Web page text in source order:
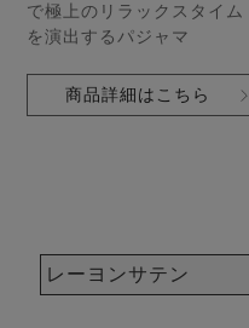
で極上のリラックスタイム
を演出するパジャマ
商品詳細はこちら
レーヨンサテン